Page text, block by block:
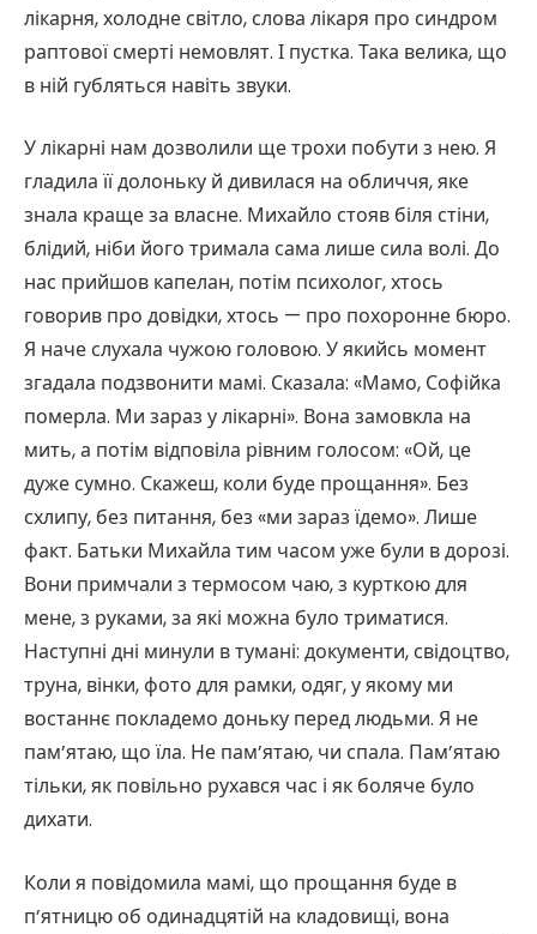
лікарня, холодне світло, слова лікаря про синдром
раптової смерті немовлят. І пустка. Така велика, що
в ній губляться навіть звуки.
У лікарні нам дозволили ще трохи побути з нею. Я
гладила її долоньку й дивилася на обличчя, яке
знала краще за власне. Михайло стояв біля стіни,
блідий, ніби його тримала сама лише сила волі. До
нас прийшов капелан, потім психолог, хтось
говорив про довідки, хтось — про похоронне бюро.
Я наче слухала чужою головою. У якийсь момент
згадала подзвонити мамі. Сказала: «Мамо, Софійка
померла. Ми зараз у лікарні». Вона замовкла на
мить, а потім відповіла рівним голосом: «Ой, це
дуже сумно. Скажеш, коли буде прощання». Без
схлипу, без питання, без «ми зараз їдемо». Лише
факт. Батьки Михайла тим часом уже були в дорозі.
Вони примчали з термосом чаю, з курткою для
мене, з руками, за які можна було триматися.
Наступні дні минули в тумані: документи, свідоцтво,
труна, вінки, фото для рамки, одяг, у якому ми
востаннє покладемо доньку перед людьми. Я не
пам’ятаю, що їла. Не пам’ятаю, чи спала. Пам’ятаю
тільки, як повільно рухався час і як боляче було
дихати.
Коли я повідомила мамі, що прощання буде в
п’ятницю об одинадцятій на кладовищі, вона